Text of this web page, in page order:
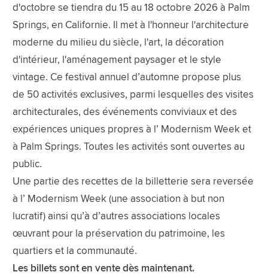
d'octobre se tiendra du 15 au 18 octobre 2026 à Palm
Springs, en Californie. Il met à l'honneur l'architecture
moderne du milieu du siècle, l'art, la décoration
d'intérieur, l'aménagement paysager et le style
vintage. Ce festival annuel d’automne propose plus
de 50 activités exclusives, parmi lesquelles des visites
architecturales, des événements conviviaux et des
expériences uniques propres à l’ Modernism Week et
à Palm Springs. Toutes les activités sont ouvertes au
public.
Une partie des recettes de la billetterie sera reversée
à l’ Modernism Week (une association à but non
lucratif) ainsi qu’à d’autres associations locales
œuvrant pour la préservation du patrimoine, les
quartiers et la communauté.
Les billets sont en vente dès maintenant.